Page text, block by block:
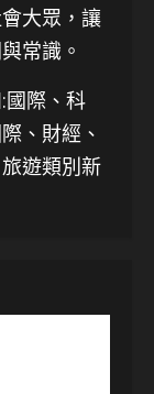
大眾，讓
常識。
:國際、科
、財經、
遊類別新